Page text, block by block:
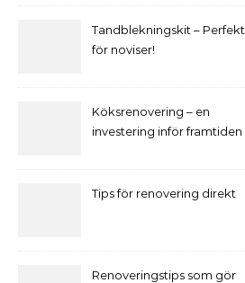
Tandblekningskit – Perfekt
för noviser!
Köksrenovering – en
investering inför framtiden
Tips för renovering direkt
Renoveringstips som gör